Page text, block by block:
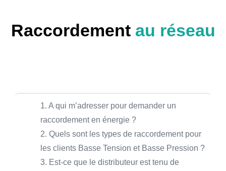
Raccordement au réseau
1. A qui m’adresser pour demander un
raccordement en énergie ?
2. Quels sont les types de raccordement pour
les clients Basse Tension et Basse Pression ?
3. Est-ce que le distributeur est tenu de